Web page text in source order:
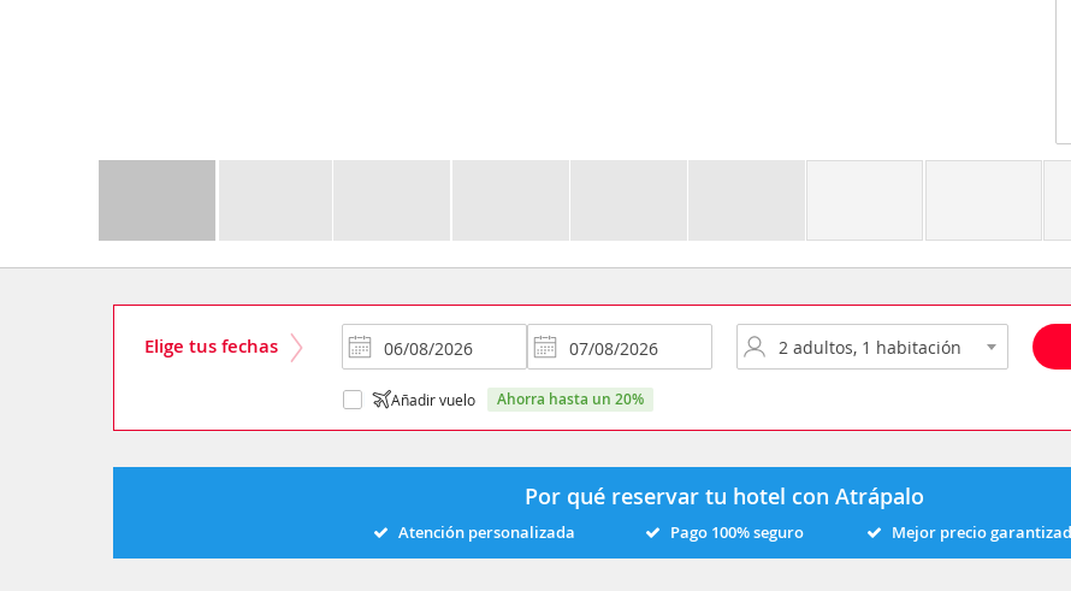
Elige tus fechas
Añadir vuelo ahorra hasta un 20%
Por qué reservar tu hotel con Atrápalo
Atención personalizada Pago 100% seguro Mejor precio